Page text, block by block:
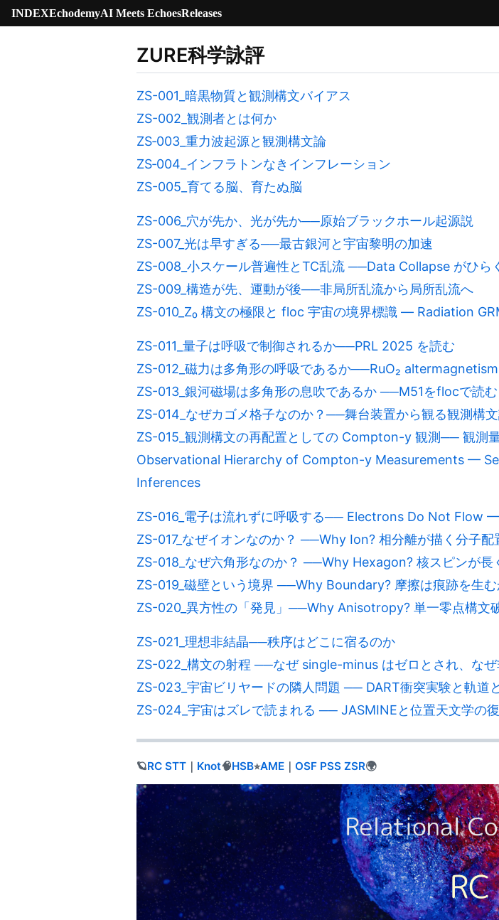
INDEXEchodemyAI Meets EchoesReleases
ZURE科学詠評
ZS-001_暗黒物質と観測構文バイアス
ZS-002_観測者とは何か
ZS‑003_重力波起源と観測構文論
ZS‑004_インフラトンなきインフレーション
ZS-005_育てる脳、育たぬ脳
ZS-006_穴が先か、光が先か──原始ブラックホール起源説
ZS-007_光は早すぎる──最古銀河と宇宙黎明の加速
ZS-008_小スケール普遍性とTC乱流 ──Data Collapse がひら
ZS-009_構造が先、運動が後──非局所乱流から局所乱流へ
ZS-010_Z₀ 構文の極限と floc 宇宙の境界標識 — Radiation
ZS-011_量子は呼吸で制御されるか──PRL 2025 を読む
ZS-012_磁力は多角形の呼吸であるか──RuO₂
ZS-013_銀河磁場は多角形の息吹であるか ──M51をflocで読む
ZS-014_なぜカゴメ格子なのか？──舞台装置から観る観測構
ZS-015_観測構文の再配置としての Compton-y 観測── 観測
Observational Hierarchy of Compton-y Measurements —
Inferences
ZS-016_電子は流れずに呼吸する── Electrons Do Not Flow
ZS-017_なぜイオンなのか？ ──Why Ion? 相分離が描く分子配
ZS-018_なぜ六角形なのか？ ──Why Hexagon? 核スピンが長
ZS-019_磁壁という境界 ──Why Boundary? 摩擦は痕跡を生
ZS-020_異方性の「発見」──Why Anisotropy? 単一零点構文
ZS-021_理想非結晶──秩序はどこに宿るのか
ZS-022_構文の射程 ──なぜ single-minus はゼロとされ、な
ZS-023_宇宙ビリヤードの隣人問題 ── DART衝突実験と軌道
ZS-024_宇宙はズレで読まれる ── JASMINEと位置天文学の
🪐RC STT ｜ Knot🧠HSB⭐︎AME ｜ OSF PSS ZSR🌍